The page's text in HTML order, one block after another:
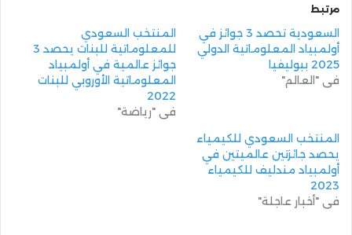
مرتبط
السعودية تحصد 3 جوائز في
أولمبياد المعلوماتية الدولي
2025 ببوليفيا
في "العالم"
المنتخب السعودي
للمعلوماتية للبنات يحصد 3
جوائز عالمية في أولمبياد
المعلوماتية الأوروبي للبنات
2022
في "رياضة"
المنتخب السعودي للكيمياء
يحصد جائزتين عالميتين في
أولمبياد مندليف للكيمياء
2023
في "أخبار عاجلة"